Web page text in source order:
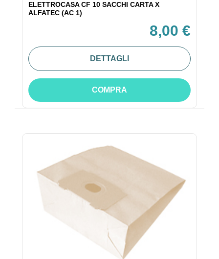
ELETTROCASA CF 10 SACCHI CARTA X
ALFATEC (AC 1)
8,00 €
DETTAGLI
COMPRA